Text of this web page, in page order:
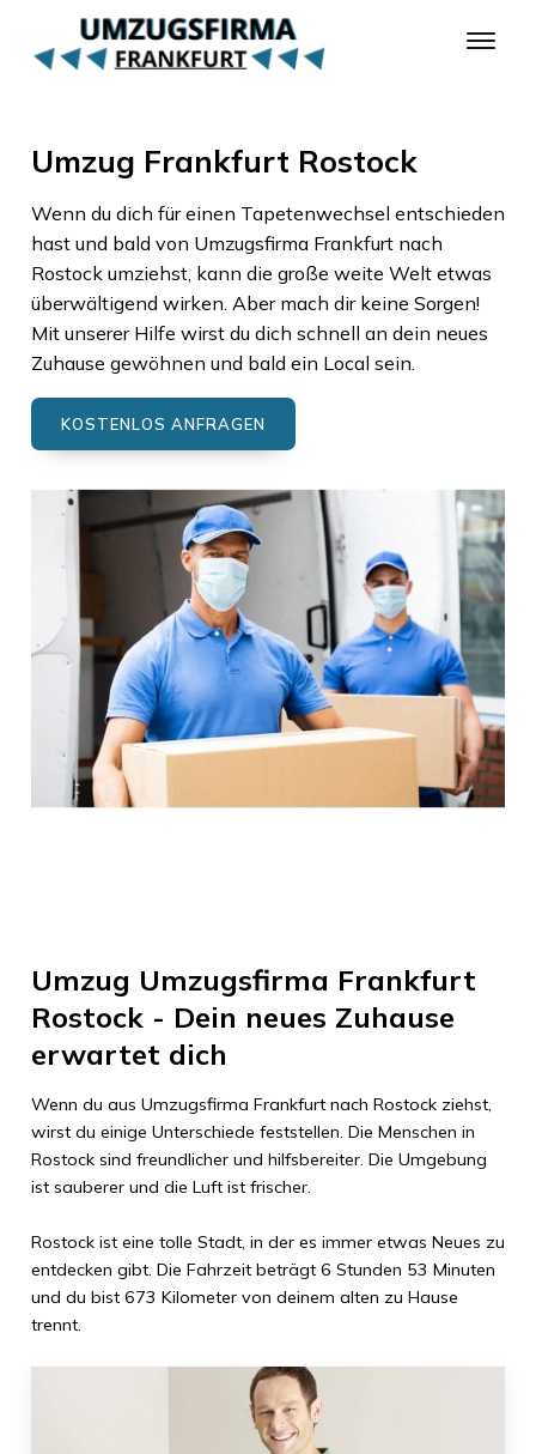
Umzug Frankfurt Rostock
Wenn du dich für einen Tapetenwechsel entschieden
hast und bald von Umzugsfirma Frankfurtnach
Rostockumziehst, kann die große weite Welt etwas
überwältigend wirken. Aber mach dir keine Sorgen!
Mit unserer Hilfe wirst du dich schnell an dein neues
Zuhause gewöhnen und bald ein Local sein.
KOSTENLOS ANFRAGEN
Umzug Umzugsfirma Frankfurt
Rostock- Dein neues Zuhause
erwartet dich
Wenn du aus Umzugsfirma Frankfurtnach Rostockziehst,
wirst du einige Unterschiede feststellen. Die Menschen in
Rostocksind freundlicher und hilfsbereiter. Die Umgebung
ist sauberer und die Luft ist frischer.
Rostockist eine tolle Stadt, in der es immer etwas Neues zu
entdecken gibt. Die Fahrzeit beträgt 6 Stunden 53 Minuten
und du bist 673 Kilometervon deinem alten zu Hause
trennt.